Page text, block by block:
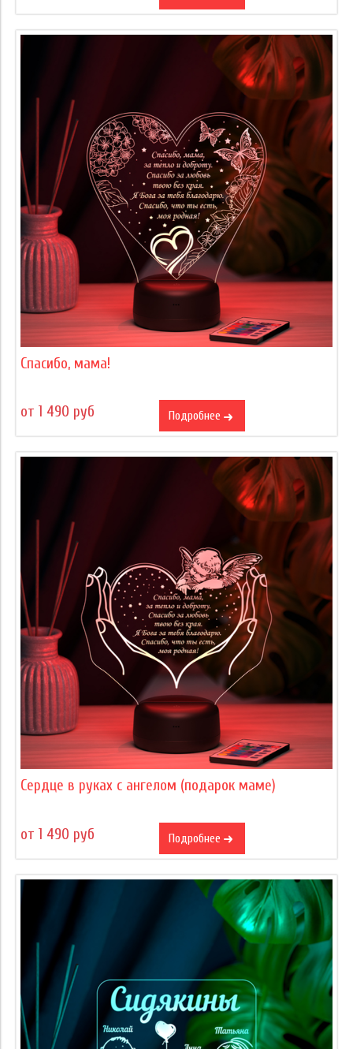
Спасибо, мама!
от 1 490 руб Подробнее
Сердце в руках с ангелом (подарок маме)
от 1 490 руб Подробнее